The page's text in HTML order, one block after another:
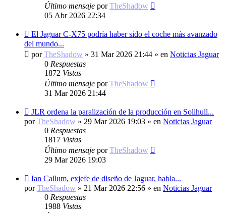
Último mensaje porTheShadow
05 Abr 2026 22:34
Nuevo
mensaje
El Jaguar C-X75 podría haber sido el coche más avanzado
del mundo...
porTheShadow » 31 Mar 2026 21:44 » en Noticias Jaguar
0 Respuestas
1872 Vistas
Último mensaje porTheShadow
31 Mar 2026 21:44
Nuevo
mensaje
JLR ordena la paralización de la producción en Solihull...
porTheShadow » 29 Mar 2026 19:03 » en Noticias Jaguar
0 Respuestas
1817 Vistas
Último mensaje porTheShadow
29 Mar 2026 19:03
Nuevo
mensaje
Ian Callum, exjefe de diseño de Jaguar, habla...
porTheShadow » 21 Mar 2026 22:56 » en Noticias Jaguar
0 Respuestas
1988 Vistas